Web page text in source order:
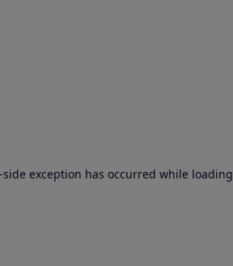
exception has occurred while loading